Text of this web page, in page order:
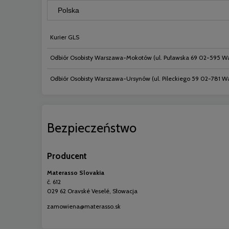
Kurier GLS
Odbiór Osobisty Warszawa-Mokotów (ul. Puławska 69 02-595
Odbiór Osobisty Warszawa-Ursynów (ul. Pileckiego 59 02-781
Bezpieczeństwo
Producent
Materasso Slovakia
č. 612
029 62 Oravské Veselé, Słowacja
zamowiena@materasso.sk